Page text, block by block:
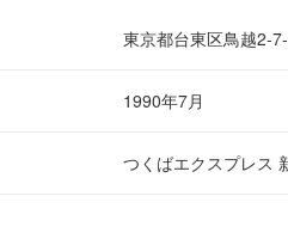
東京都台東区鳥越2-
1990年7月
つくばエクスプレス